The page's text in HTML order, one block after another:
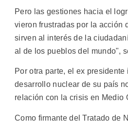
Pero las gestiones hacia el
vieron frustradas por la acción
sirven al interés de la
al de los pueblos del mundo",
Por otra parte, el ex presidente
desarrollo nuclear de su país
relación con la crisis en Medio
Como firmante del Tratado de